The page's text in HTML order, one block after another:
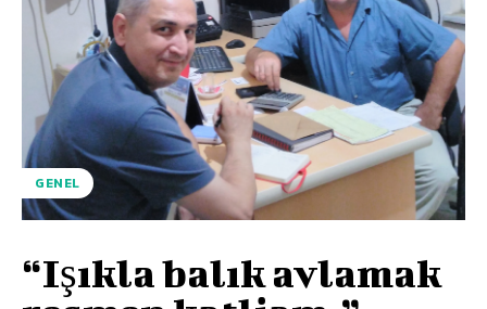
GENEL
“Işıkla balık avlamak